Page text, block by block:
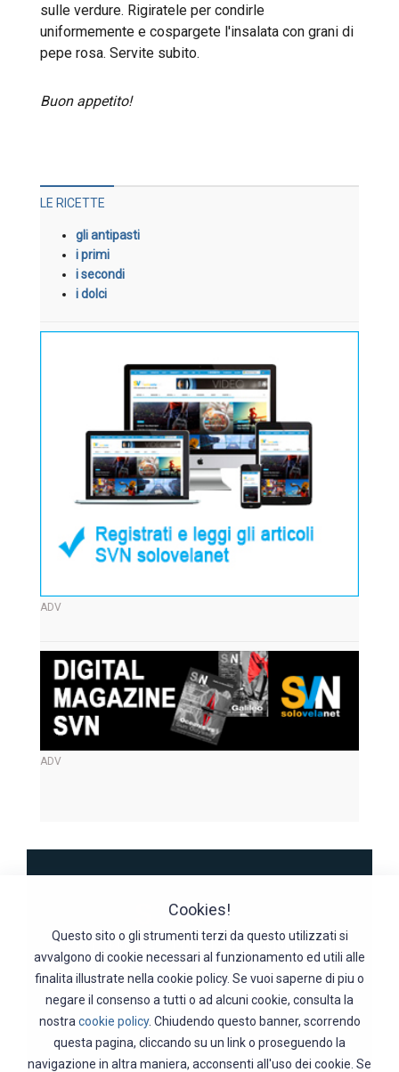
Cookies!
Questo sito o gli strumenti terzi da questo utilizzati si
avvalgono di cookie necessari al funzionamento ed utili alle
finalita illustrate nella cookie policy. Se vuoi saperne di piu o
negare il consenso a tutti o ad alcuni cookie, consulta la
nostra cookie policy. Chiudendo questo banner, scorrendo
questa pagina, cliccando su un link o proseguendo la
navigazione in altra maniera, acconsenti all'uso dei cookie. Se
sulle verdure. Rigiratele per condirle
uniformemente e cospargete l'insalata con grani di
pepe rosa. Servite subito.
Buon appetito!
LE RICETTE
gli antipasti
i primi
i secondi
i dolci
ADV
ADV
© Copyright 2026 SDM S.r.l.s. tutti i diritti riservati
P.IVA IT13381071003
Chi siamo | Condizioni Generali | Policy | Cookie